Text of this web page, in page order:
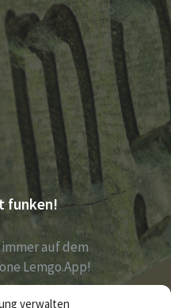
verwalten
funken!
auf dem
Lemgo.App!